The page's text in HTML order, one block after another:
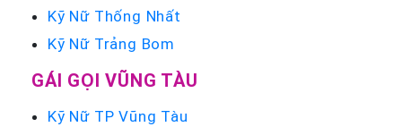
Kỹ Nữ Thống Nhất
Kỹ Nữ Trảng Bom
GÁI GỌI VŨNG TÀU
Kỹ Nữ TP Vũng Tàu